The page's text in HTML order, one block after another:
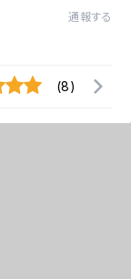
通報する
(8)